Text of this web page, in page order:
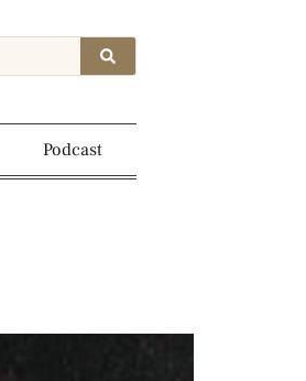
Podcast